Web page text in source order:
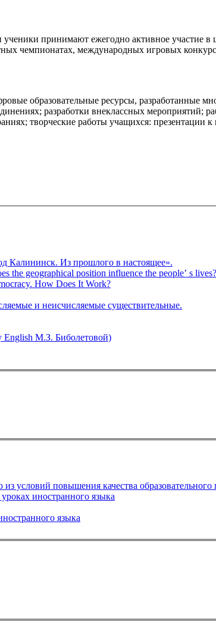
принимают ежегодно активное участие
чемпионатах, международных игровых
образовательные ресурсы, разработанные
разработки внеклассных мероприятий;
творческие работы учащихся:
Калининск. Из прошлого в настоящее».
the geographical position influence the people’ s lives?
How Does It Work?
и неисчисляемые существительные.
English М.З. Биболетовой)
иностранного языка
языка